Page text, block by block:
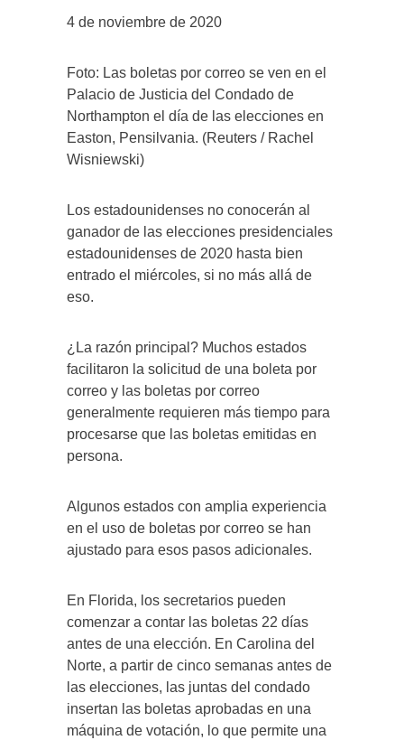
4 de noviembre de 2020
Foto: Las boletas por correo se ven en el
Palacio de Justicia del Condado de
Northampton el día de las elecciones en
Easton, Pensilvania. (Reuters / Rachel
Wisniewski)
Los estadounidenses no conocerán al
ganador de las elecciones presidenciales
estadounidenses de 2020 hasta bien
entrado el miércoles, si no más allá de
eso.
¿La razón principal? Muchos estados
facilitaron la solicitud de una boleta por
correo y las boletas por correo
generalmente requieren más tiempo para
procesarse que las boletas emitidas en
persona.
Algunos estados con amplia experiencia
en el uso de boletas por correo se han
ajustado para esos pasos adicionales.
En Florida, los secretarios pueden
comenzar a contar las boletas 22 días
antes de una elección. En Carolina del
Norte, a partir de cinco semanas antes de
las elecciones, las juntas del condado
insertan las boletas aprobadas en una
máquina de votación, lo que permite una